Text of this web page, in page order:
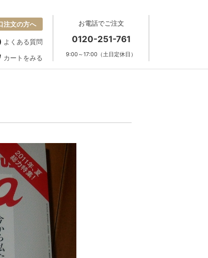
お電話でご注文
0120-251-761
9:00～17:00（土日定休日）
注文の方へ
よくある質問
カートをみる